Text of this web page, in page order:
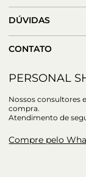
DÚVIDAS
CONTATO
PERSONAL
Nossos consultores
compra.
Atendimento de
Compre pelo